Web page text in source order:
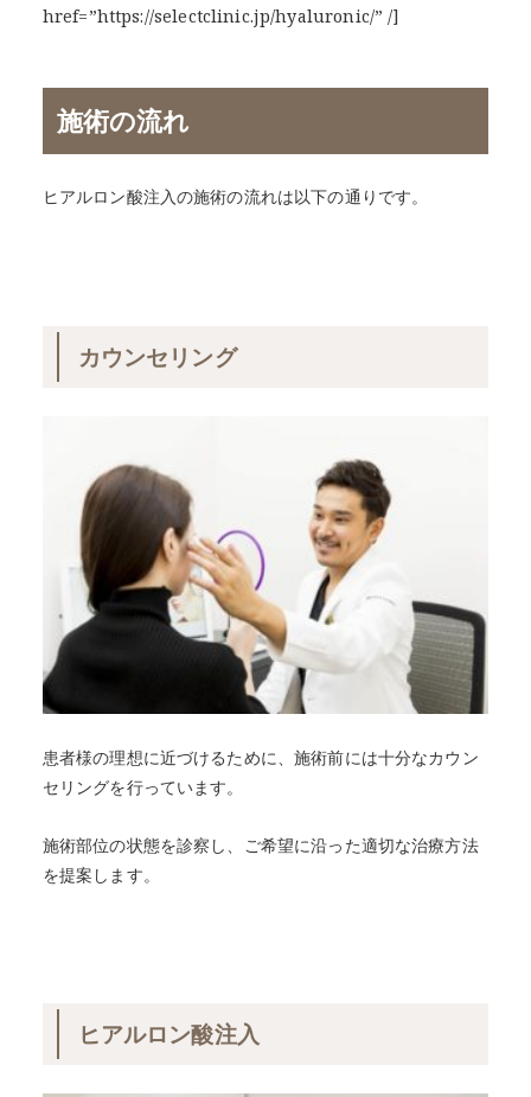
href=”https://selectclinic.jp/hyaluronic/” /]
施術の流れ
ヒアルロン酸注入の施術の流れは以下の通りです。
カウンセリング
患者様の理想に近づけるために、施術前には十分なカウン
セリングを行っています。
施術部位の状態を診察し、ご希望に沿った適切な治療方法
を提案します。
ヒアルロン酸注入